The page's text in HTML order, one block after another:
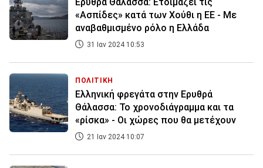
«Ασπίδες» κατά των Χούθι η ΕΕ - Με
αναβαθμισμένο ρόλο η Ελλάδα
31 Ιαν 2024 10:53
ΠΟΛΙΤΙΚΗ
Ελληνική φρεγάτα στην Ερυθρά
Θάλασσα: Το χρονοδιάγραμμα και τα
«ρίσκα» - Οι χώρες που θα μετέχουν
21 Ιαν 2024 10:07